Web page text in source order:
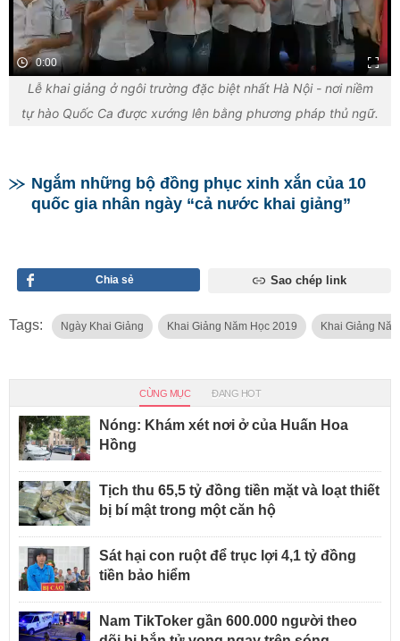
0:00
Lễ khai giảng ở ngôi trường đặc biệt nhất Hà Nội - nơi niềm
tự hào Quốc Ca được xướng lên bằng phương pháp thủ ngữ.
Ngắm những bộ đồng phục xinh xắn của 10
quốc gia nhân ngày “cả nước khai giảng”
Chia sẻ Sao chép link
Tags: Ngày Khai Giảng Khai Giảng Năm Học 2019 Khai Giảng
CÙNG MỤC ĐANG HOT
Nóng: Khám xét nơi ở của Huấn Hoa
Hồng
Tịch thu 65,5 tỷ đồng tiền mặt và loạt thiết
bị bí mật trong một căn hộ
Sát hại con ruột để trục lợi 4,1 tỷ đồng
tiền bảo hiểm
Nam TikToker gần 600.000 người theo